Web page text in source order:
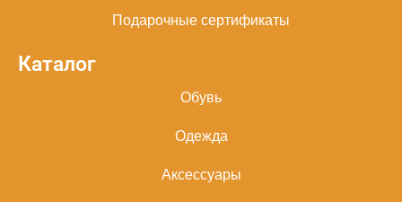
Подарочные сертификаты
Каталог
Обувь
Одежда
Аксессуары